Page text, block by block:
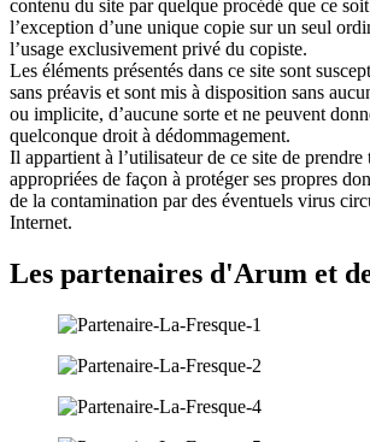
contenu du site par quelque procédé que ce
l’exception d’une unique copie sur un seul
l’usage exclusivement privé du copiste.
Les éléments présentés dans ce site sont
sans préavis et sont mis à disposition sans
ou implicite, d’aucune sorte et ne peuvent
quelconque droit à dédommagement.
Il appartient à l’utilisateur de ce site de prendre
appropriées de façon à protéger ses propres
de la contamination par des éventuels virus
Internet.
Les partenaires d'Arum et